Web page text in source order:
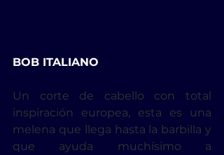
BOB ITALIANO
Un corte de cabello con total
inspiración europea, esta es una
melena que llega hasta la barbilla y
que ayuda muchísimo a